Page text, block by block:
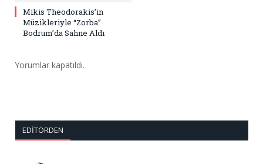
Mikis Theodorakis’in
Müzikleriyle “Zorba”
Bodrum’da Sahne Aldı
Yorumlar kapatıldı.
EDITÖRDEN